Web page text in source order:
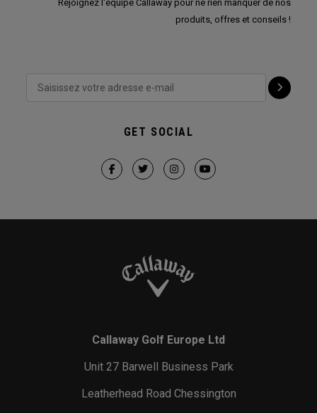
Rejoignez l'équipe Callaway pour ne rien manquer de nos
produits, offres et conseils !
GET SOCIAL
Callaway Golf Europe Ltd
Unit 27 Barwell Business Park
Leatherhead Road Chessington